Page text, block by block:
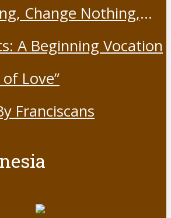
Change Nothing,
A Beginning Vocation
Love”
Franciscans